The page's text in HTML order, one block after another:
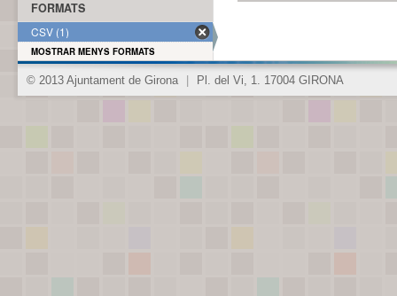
FORMATS
CSV (1)
MOSTRAR MENYS FORMATS
© 2013 Ajuntament de Girona Pl. del Vi, 1. 17004 GIRONA